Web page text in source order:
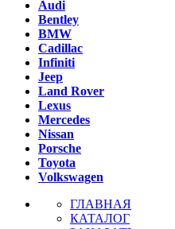
Audi
Bentley
BMW
Cadillac
Infiniti
Jeep
Land Rover
Lexus
Mercedes
Nissan
Porsche
Toyota
Volkswagen
ГЛАВНАЯ
КАТАЛОГ